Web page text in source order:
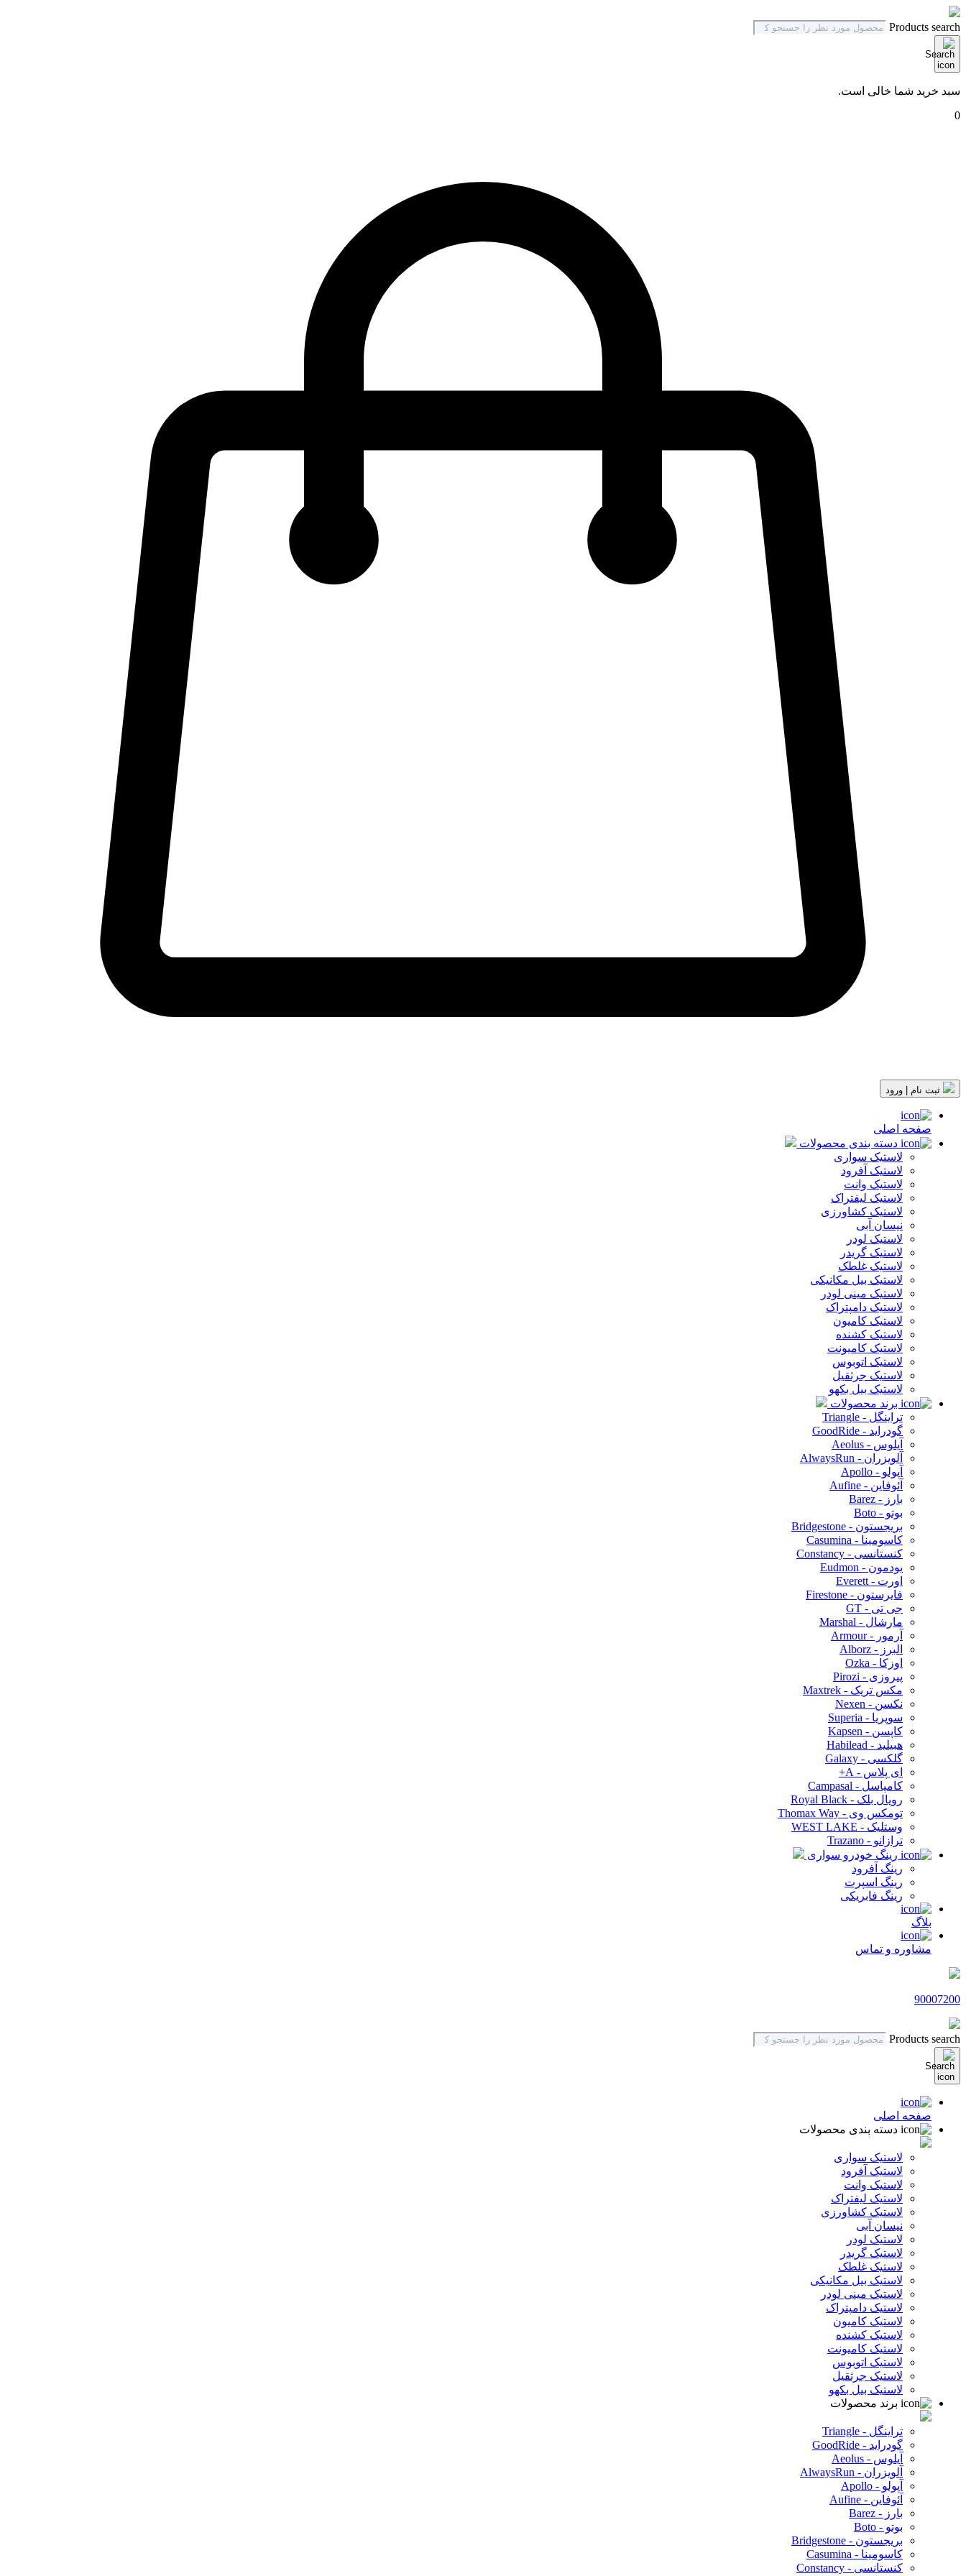
Products search
سبد خرید شما خالی است.
0
صفحه اصلی
دسته بندی محصولات
لاستیک سواری
لاستیک آفرود
لاستیک وانت
لاستیک لیفتراک
لاستیک کشاورزی
نیسان آبی
لاستیک لودر
لاستیک گریدر
لاستیک غلطک
لاستیک بیل مکانیکی
لاستیک مینی لودر
لاستیک دامپتراک
لاستیک کامیون
لاستیک کشنده
لاستیک کامیونت
لاستیک اتوبوس
لاستیک جرثقیل
لاستیک بیل بکهو
برند محصولات
تراینگل - Triangle
گودراید - GoodRide
آیلوس - Aeolus
آلویزران - AlwaysRun
آپولو - Apollo
آئوفاین - Aufine
بارز - Barez
بوتو - Boto
بریجستون - Bridgestone
کاسومینا - Casumina
کنستانسی - Constancy
یودمون - Eudmon
اورت - Everett
فایرستون - Firestone
جی تی - GT
مارشال - Marshal
آرمور - Armour
البرز - Alborz
اوزکا - Ozka
پیروزی - Pirozi
مکس تریک - Maxtrek
نکسن - Nexen
سوپریا - Superia
کاپسن - Kapsen
هبیلید - Habilead
گلکسی - Galaxy
ای پلاس - A+
کامپاسل - Campasal
رویال بلک - Royal Black
تومکس وی - Thomax Way
وستلیک - WEST LAKE
ترازانو - Trazano
رینگ خودرو سواری
رینگ آفرود
رینگ اسپرت
رینگ فابریکی
بلاگ
مشاوره و تماس
90007200
Products search
صفحه اصلی
دسته بندی محصولات
لاستیک سواری
لاستیک آفرود
لاستیک وانت
لاستیک لیفتراک
لاستیک کشاورزی
نیسان آبی
لاستیک لودر
لاستیک گریدر
لاستیک غلطک
لاستیک بیل مکانیکی
لاستیک مینی لودر
لاستیک دامپتراک
لاستیک کامیون
لاستیک کشنده
لاستیک کامیونت
لاستیک اتوبوس
لاستیک جرثقیل
لاستیک بیل بکهو
برند محصولات
تراینگل - Triangle
گودراید - GoodRide
آیلوس - Aeolus
آلویزران - AlwaysRun
آپولو - Apollo
آئوفاین - Aufine
بارز - Barez
بوتو - Boto
بریجستون - Bridgestone
کاسومینا - Casumina
کنستانسی - Constancy